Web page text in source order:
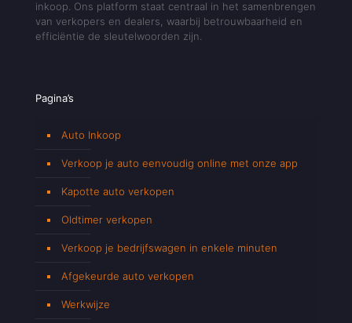
inkoop. Ons platform staat centraal in het samenbrengen
van verkopers en dealers, waarbij betrouwbaarheid en
efficiëntie de sleutelwoorden zijn.
Pagina’s
Auto Inkoop
Verkoop je auto eenvoudig online met onze app
Kapotte auto verkopen
Oldtimer verkopen
Verkoop je bedrijfswagen in enkele minuten
Afgekeurde auto verkopen
Werkwijze